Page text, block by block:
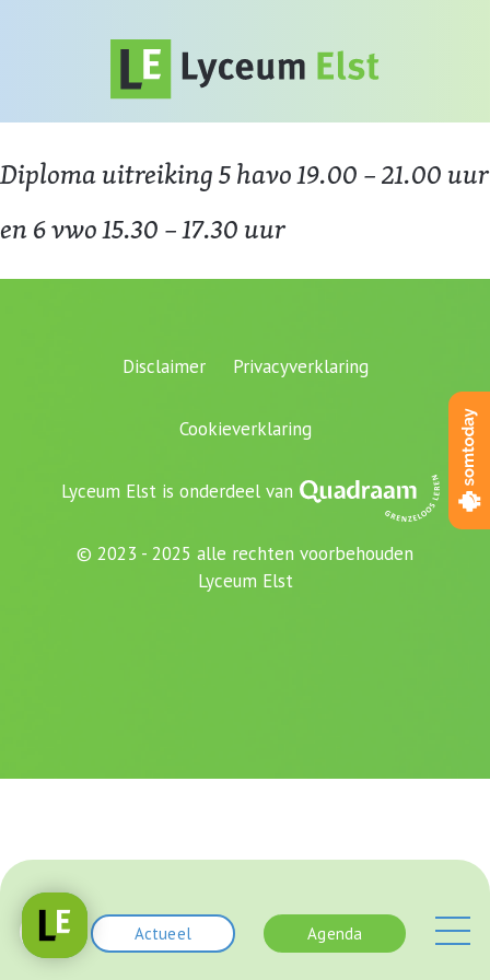
Actueel Agenda
Diploma uitreiking 5 havo 19.00 – 21.00 uur
en 6 vwo 15.30 – 17.30 uur
Disclaimer Privacyverklaring
Cookieverklaring
Lyceum Elst is onderdeel van
© 2023 - 2025 alle rechten voorbehouden
Lyceum Elst